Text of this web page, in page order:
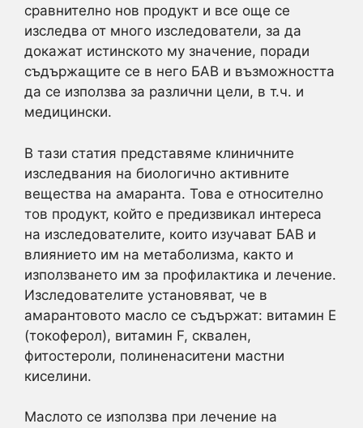
сравнително нов продукт и все още се
изследва от много изследователи, за да
докажат истинското му значение, поради
съдържащите се в него БАВ и възможността
да се използва за различни цели, в т.ч. и
медицински.
В тази статия представяме клиничните
изследвания на биологично активните
вещества на амаранта. Това е относително
тов продукт, който е предизвикал интереса
на изследователите, които изучават БАВ и
влиянието им на метаболизма, както и
използването им за профилактика и лечение.
Изследователите установяват, че в
амарантовото масло се съдържат: витамин Е
(токоферол), витамин F, сквален,
фитостероли, полиненаситени мастни
киселини.
Маслото се използва при лечение на